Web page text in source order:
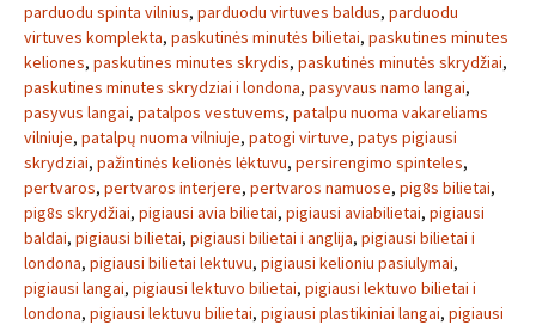
parduodu spinta vilnius, parduodu virtuves baldus, parduodu
virtuves komplekta, paskutinės minutės bilietai, paskutines minutes
keliones, paskutines minutes skrydis, paskutinės minutės skrydžiai,
paskutines minutes skrydziai i londona, pasyvaus namo langai,
pasyvus langai, patalpos vestuvems, patalpu nuoma vakareliams
vilniuje, patalpų nuoma vilniuje, patogi virtuve, patys pigiausi
skrydziai, pažintinės kelionės lėktuvu, persirengimo spinteles,
pertvaros, pertvaros interjere, pertvaros namuose, pig8s bilietai,
pig8s skrydžiai, pigiausi avia bilietai, pigiausi aviabilietai, pigiausi
baldai, pigiausi bilietai, pigiausi bilietai i anglija, pigiausi bilietai i
londona, pigiausi bilietai lektuvu, pigiausi kelioniu pasiulymai,
pigiausi langai, pigiausi lektuvo bilietai, pigiausi lektuvo bilietai i
londona, pigiausi lektuvu bilietai, pigiausi plastikiniai langai, pigiausi